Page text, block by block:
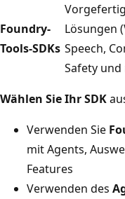
Foundry-
Tools-SDKs
Lösungen
Speech,
Safety und
Wählen Sie Ihr SDK
Verwenden Sie
mit Agents,
Features
Verwenden des